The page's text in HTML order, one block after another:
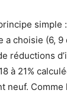
simple
choisie (6, 9
réductions
à 21%
neuf.